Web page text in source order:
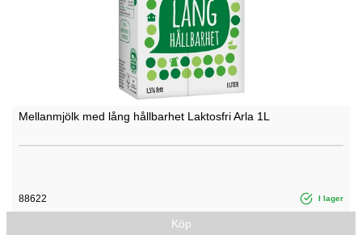
Mellanmjölk med lång hållbarhet Laktosfri Arla 1L
88622 I lager
Köp